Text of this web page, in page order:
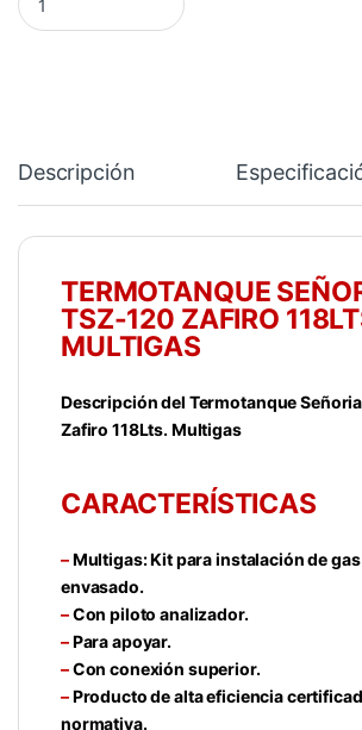
Descripción
TERMOTANQUE
TSZ-120 ZAFIRO
MULTIGAS
Descripción del Termotanque
Zafiro 118Lts. Multigas
CARACTERÍSTICAS
–Multigas: Kit para instalación de
envasado.
–Con piloto analizador.
–Para apoyar.
–Con conexión superior.
–Producto de alta eficiencia
normativa.